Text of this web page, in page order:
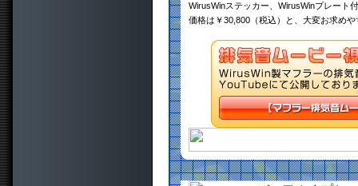
WirusWinステッカー、WirusWinプレート
価格は￥30,800（税込）と、大変お求め